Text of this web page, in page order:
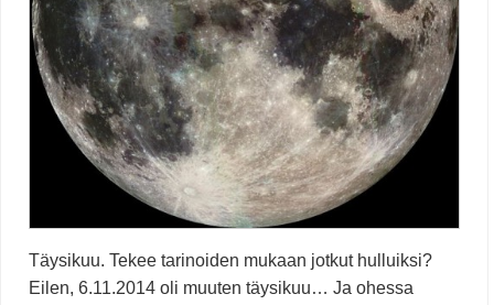
Täysikuu. Tekee tarinoiden mukaan jotkut hulluiksi?
Eilen, 6.11.2014 oli muuten täysikuu… Ja ohessa